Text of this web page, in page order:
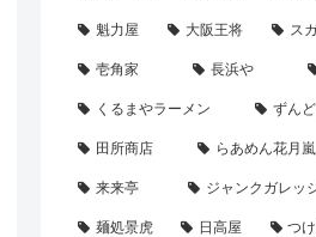
魁力屋 大阪王将 ス
壱角家 長浜や
くるまやラーメン ずん
田所商店 らあめん花月嵐
来来亭 ジャンクガレッ
麺処景虎 日高屋 つ